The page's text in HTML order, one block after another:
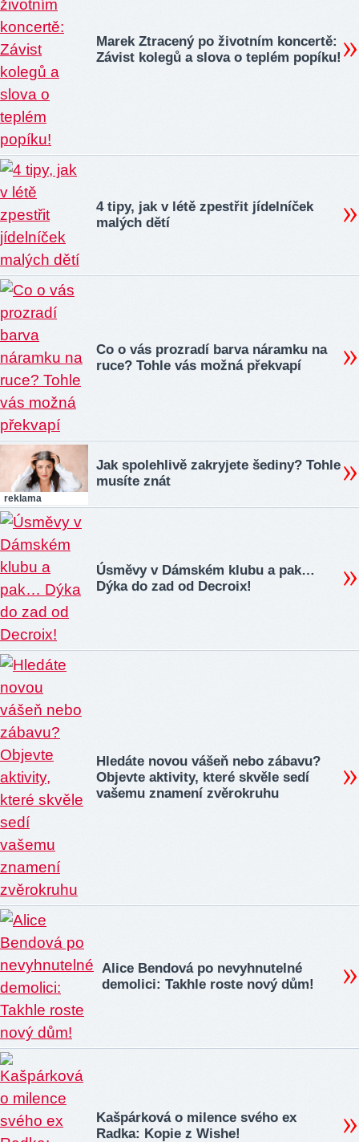
Marek Ztracený po životním koncertě:
Závist kolegů a slova o teplém popíku!
4 tipy, jak v létě zpestřit jídelníček
malých dětí
Co o vás prozradí barva náramku na
ruce? Tohle vás možná překvapí
reklama
Jak spolehlivě zakryjete šediny? Tohle
musíte znát
Úsměvy v Dámském klubu a pak…
Dýka do zad od Decroix!
Hledáte novou vášeň nebo zábavu?
Objevte aktivity, které skvěle sedí
vašemu znamení zvěrokruhu
Alice Bendová po nevyhnutelné
demolici: Takhle roste nový dům!
Kašpárková o milence svého ex
Radka: Kopie z Wishe!